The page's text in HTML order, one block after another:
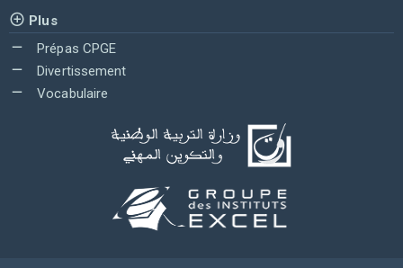
Plus
Prépas CPGE
Divertissement
Vocabulaire